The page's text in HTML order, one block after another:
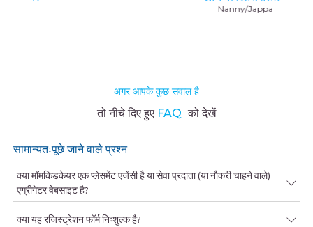
अगर आपके कुछ सवाल है
तो नीचे दिए हुए FAQ को देखें
सामान्यतःपूछे जाने वाले प्रश्न
क्या मॉमकिडकेयर एक प्लेसमेंट एजेंसी है या सेवा प्रदाता (या नौकरी चाहने वाले)
एग्रीगेटर वेबसाइट है?
क्या यह रजिस्ट्रेशन फॉर्म निःशुल्क है?